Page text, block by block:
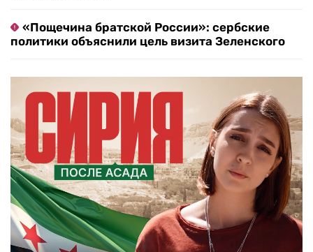
«Пощечина братской России»: сербские
политики объяснили цель визита Зеленского